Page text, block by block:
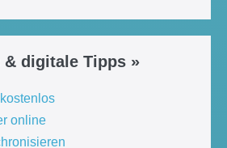
& digitale Tipps »
online